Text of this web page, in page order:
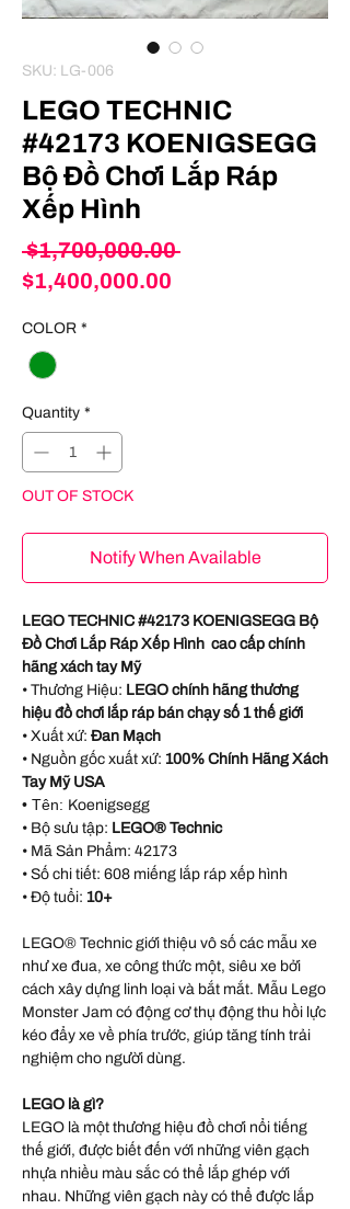
SKU: LG-006
LEGO TECHNIC
#42173 KOENIGSEGG
Bộ Đồ Chơi Lắp Ráp
Xếp Hình
$1,700,000.00 Regular
$1,400,000.00
COLOR *
Quantity *
OUT OF STOCK
Notify When Available
LEGO TECHNIC #42173 KOENIGSEGG Bộ
Đồ Chơi Lắp Ráp Xếp Hình cao cấp chính
hãng xách tay Mỹ
• Thương Hiệu: LEGO chính hãng thương
hiệu đồ chơi lắp ráp bán chạy số 1 thế giới
• Xuất xứ: Đan Mạch
• Nguồn gốc xuất xứ: 100% Chính Hãng Xách
Tay Mỹ USA
• Tên: Koenigsegg
• Bộ sưu tập: LEGO® Technic
• Mã Sản Phẩm: 42173
• Số chi tiết: 608 miếng lắp ráp xếp hình
• Độ tuổi: 10+
LEGO® Technic giới thiệu vô số các mẫu xe
như xe đua, xe công thức một, siêu xe bởi
cách xây dựng linh loại và bắt mắt. Mẫu Lego
Monster Jam có động cơ thụ động thu hồi lực
kéo đẩy xe về phía trước, giúp tăng tính trải
nghiệm cho người dùng.
LEGO là gì?
LEGO là một thương hiệu đồ chơi nổi tiếng
thế giới, được biết đến với những viên gạch
nhựa nhiều màu sắc có thể lắp ghép với
nhau. Những viên gạch này có thể được lắp